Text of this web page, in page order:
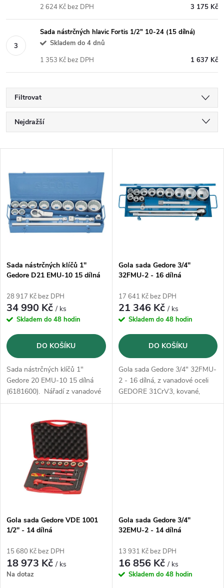
3 175 Kč
2 624 Kč bez DPH
Sada nástrčných hlavic Fortis 1/2" 10-24 (15 dílná)
Skladem do 4 dnů
1 637 Kč
1 353 Kč bez DPH
Filtrovat
Ř
a
z
e
n
p
r
o
d
u
k
Nejdražší
ý
p
i
s
p
r
o
d
u
k
Sada nástrčných klíčů 1"
Gedore D21 EMU-10 15 dílná
28 917 Kč bez DPH
34 990 Kč/ ks
Skladem do 48 hodin
DO KOŠÍKU
Sada nástrčných klíčů 1"
Gedore 20 EMU-10 15 dílná
(6181600). Nářadí z vanadové
oceli GEDORE 31CrV3, kované,
Gola sada Gedore 3/4"
32FMU-2 - 16 dílná
17 641 Kč bez DPH
21 346 Kč/ ks
Skladem do 48 hodin
DO KOŠÍKU
Gola sada Gedore 3/4" 32FMU-
2 - 16 dílná, z vanadové oceli
GEDORE 31CrV3, kované,
broušené a pochromované
Gola sada Gedore VDE 1001
1/2" - 14 dílná
15 680 Kč bez DPH
18 973 Kč/ ks
Na dotaz
Gola sada Gedore 3/4"
32EMU-2 - 14 dílná
13 931 Kč bez DPH
16 856 Kč/ ks
Skladem do 48 hodin